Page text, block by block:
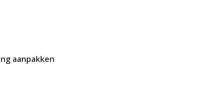
aanpakken